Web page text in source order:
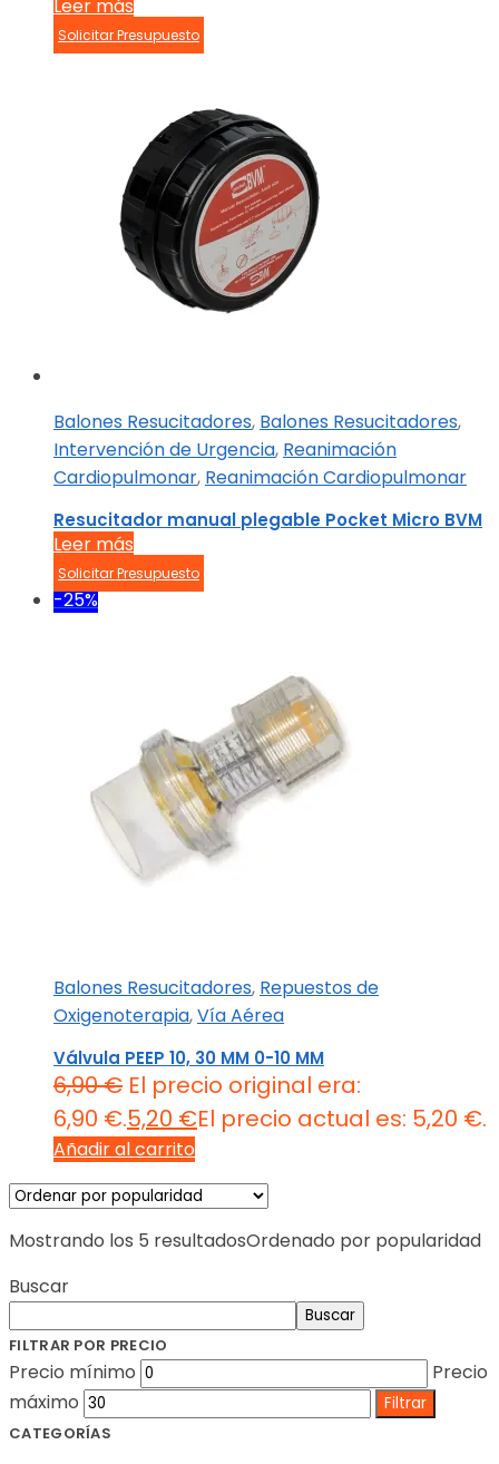
Leer más
Solicitar Presupuesto
Balones Resucitadores, Balones Resucitadores,
Intervención de Urgencia, Reanimación
Cardiopulmonar, Reanimación Cardiopulmonar
Resucitador manual plegable Pocket Micro BVM
Leer más
Solicitar Presupuesto
-25%
Balones Resucitadores, Repuestos de
Oxigenoterapia,Vía Aérea
Válvula PEEP 10, 30 MM 0-10 MM
6,90€ El precio original era:
6,90 €.5,20 €El precio actual es: 5,20 €.
Añadir al carrito
Mostrando los 5 resultadosOrdenado por popularidad
Buscar
Buscar
FILTRAR POR PRECIO
Precio mínimo
Precio
máximo
Filtrar
CATEGORÍAS